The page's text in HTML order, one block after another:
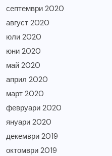
септември 2020
август 2020
юли 2020
юни 2020
май 2020
април 2020
март 2020
февруари 2020
януари 2020
декември 2019
октомври 2019